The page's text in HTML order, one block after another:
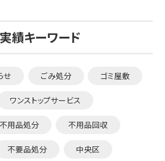
績キーワード
せ ごみ処分 ゴミ屋敷
ワンストップサービス
不用品処分 不用品回収
不要品処分 中央区